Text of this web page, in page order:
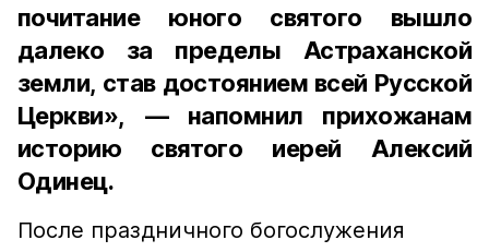
почитание юного святого вышло
далеко за пределы Астраханской
земли, став достоянием всей Русской
Церкви», — напомнил прихожанам
историю святого иерей Алексий
Одинец.
После праздничного богослужения